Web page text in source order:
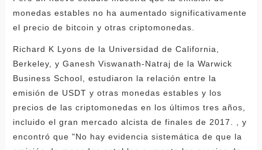
monedas estables no ha aumentado significativamente
el precio de bitcoin y otras criptomonedas.
Richard K Lyons de la Universidad de California,
Berkeley, y Ganesh Viswanath-Natraj de la Warwick
Business School, estudiaron la relación entre la
emisión de USDT y otras monedas estables y los
precios de las criptomonedas en los últimos tres años,
incluido el gran mercado alcista de finales de 2017. , y
encontró que "No hay evidencia sistemática de que la